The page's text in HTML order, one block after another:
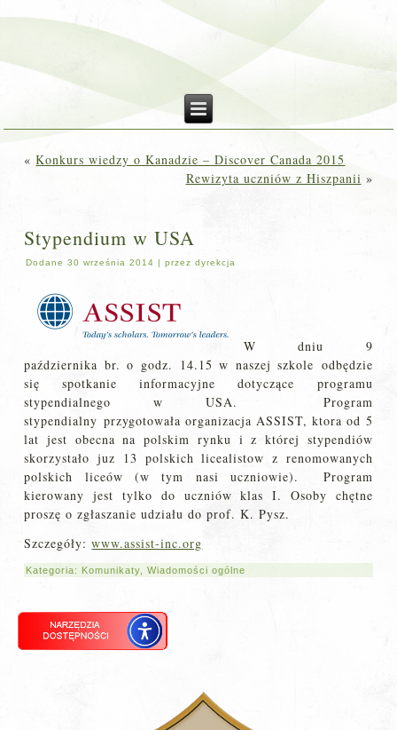
«Konkurs wiedzy o Kanadzie – Discover Canada 2015
Rewizyta uczniów z Hiszpanii »
Stypendium w USA
Dodane 30 września 2014 |przez dyrekcja
W dniu 9
października br. o godz. 14.15 w naszej szkole odbędzie
się spotkanie informacyjne dotyczące programu
stypendialnego w USA. Program
stypendialny przygotowała organizacja ASSIST, ktora od 5
lat jest obecna na polskim rynku i z której stypendiów
skorzystało juz 13 polskich licealistow z renomowanych
polskich liceów (w tym nasi uczniowie). Program
kierowany jest tylko do uczniów klas I. Osoby chętne
proszę o zgłaszanie udziału do prof. K. Pysz.
Szczegóły:www.assist-inc.org
Kategoria: Komunikaty ,Wiadomości ogólne